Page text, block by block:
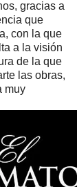
gracias a
que
con la que
a la visión
de la que
las obras,
muy